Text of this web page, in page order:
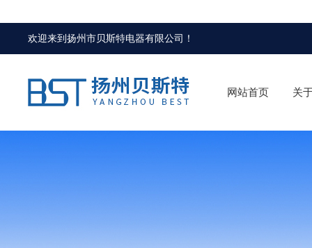
欢迎来到扬州市贝斯特电器有限公司 ！
网站首页 关